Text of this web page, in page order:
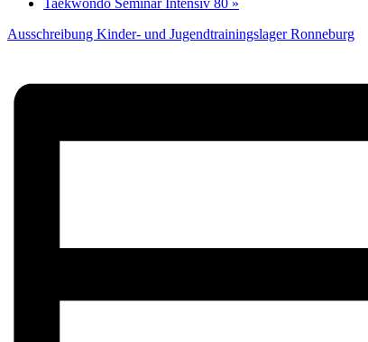
Taekwondo Seminar Intensiv 80 »
Ausschreibung Kinder- und Jugendtrainingslager Ronneburg